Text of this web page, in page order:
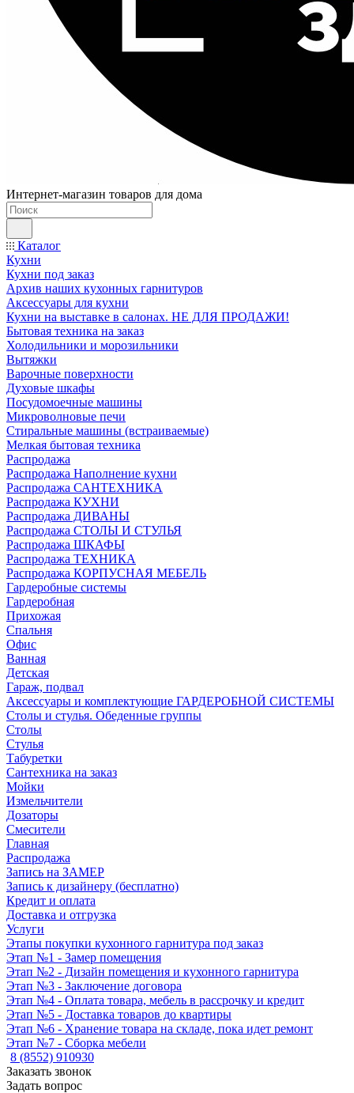
Интернет-магазин товаров для дома
Каталог
Кухни
Кухни под заказ
Архив наших кухонных гарнитуров
Аксессуары для кухни
Кухни на выставке в салонах. НЕ ДЛЯ ПРОДАЖИ!
Бытовая техника на заказ
Холодильники и морозильники
Вытяжки
Варочные поверхности
Духовые шкафы
Посудомоечные машины
Микроволновые печи
Стиральные машины (встраиваемые)
Мелкая бытовая техника
Распродажа
Распродажа Наполнение кухни
Распродажа САНТЕХНИКА
Распродажа КУХНИ
Распродажа ДИВАНЫ
Распродажа СТОЛЫ И СТУЛЬЯ
Распродажа ШКАФЫ
Распродажа ТЕХНИКА
Распродажа КОРПУСНАЯ МЕБЕЛЬ
Гардеробные системы
Гардеробная
Прихожая
Спальня
Офис
Ванная
Детская
Гараж, подвал
Аксессуары и комплектующие ГАРДЕРОБНОЙ СИСТЕМЫ
Столы и стулья. Обеденные группы
Столы
Стулья
Табуретки
Сантехника на заказ
Мойки
Измельчители
Дозаторы
Смесители
Главная
Распродажа
Запись на ЗАМЕР
Запись к дизайнеру (бесплатно)
Кредит и оплата
Доставка и отгрузка
Услуги
Этапы покупки кухонного гарнитура под заказ
Этап №1 - Замер помещения
Этап №2 - Дизайн помещения и кухонного гарнитура
Этап №3 - Заключение договора
Этап №4 - Оплата товара, мебель в рассрочку и кредит
Этап №5 - Доставка товаров до квартиры
Этап №6 - Хранение товара на складе, пока идет ремонт
Этап №7 - Сборка мебели
8 (8552) 910930
Заказать звонок
Задать вопрос